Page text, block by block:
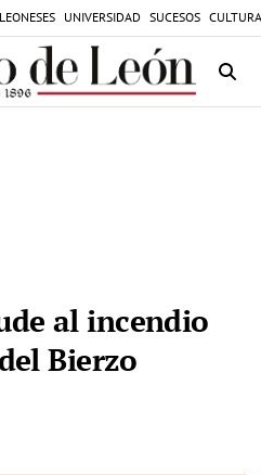
UNIVERSIDAD SUCESOS
al incendio
Bierzo